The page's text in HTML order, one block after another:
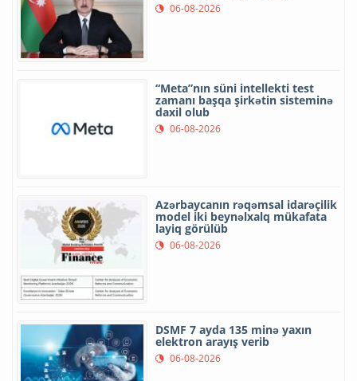
06-08-2026
“Meta”nın süni intellekti test
zamanı başqa şirkətin sisteminə
daxil olub
06-08-2026
Azərbaycanın rəqəmsal idarəçilik
model iki beynəlxalq mükafata
layiq görülüb
06-08-2026
DSMF 7 ayda 135 minə yaxın
elektron arayış verib
06-08-2026